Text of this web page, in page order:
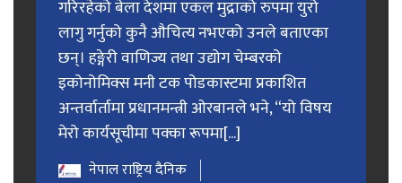
गरिरहेको बेला देशमा एकल मुद्राको रुपमा युरो
लागु गर्नुको कुनै औचित्य नभएको उनले बताएका
छन्। हङ्गेरी वाणिज्य तथा उद्योग चेम्बरको
इकोनोमिक्स मनी टक पोडकास्टमा प्रकाशित
अन्तर्वार्तामा प्रधानमन्त्री ओरबानले भने, “यो विषय
मेरो कार्यसूचीमा पक्का रूपमा[...]
नेपाल राष्ट्रिय दैनिक